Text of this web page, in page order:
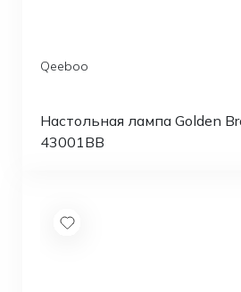
Qeeboo
Настольная лампа Golden
43001BB